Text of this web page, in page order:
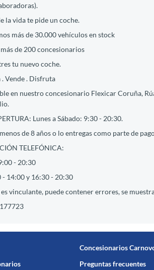
la vida te pide un coche.
más de 30.000 vehículos en stock
de 200 concesionarios
tu nuevo coche.
Vende . Disfruta
en nuestro concesionario Flexicar Coruña,
Lunes a Sábado: 9:30 - 20:30.
de 8 años o lo entregas como parte de
TELEFÓNICA:
- 20:30
14:00 y 16:30 - 20:30
es vinculante, puede contener errores, se
Concesionarios
Preguntas frecuentes